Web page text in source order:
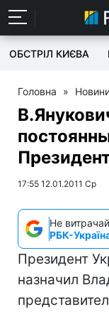
ОБСТРІЛ КИЄВА
Головна »
17:55 12.01.2011 Ср
Не
РБК-
Президент
назначил